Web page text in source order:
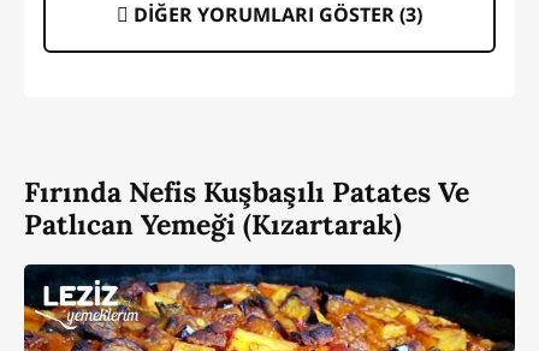
DİĞER YORUMLARI GÖSTER (3)
Fırında Nefis Kuşbaşılı Patates Ve
Patlıcan Yemeği (Kızartarak)